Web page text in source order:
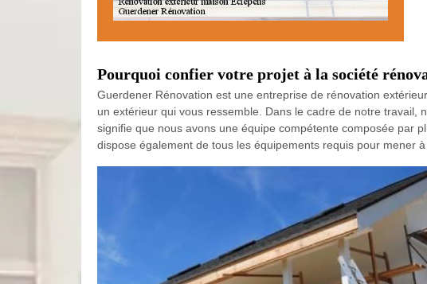
Pourquoi confier votre projet à la société
Guerdener Rénovation est une entreprise de rénovation
un extérieur qui vous ressemble. Dans le cadre de notre
signifie que nous avons une équipe compétente composée par
dispose également de tous les équipements requis pour mener